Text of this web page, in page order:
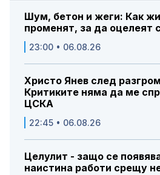
Шум, бетон и жеги: Как
променят, за да оцелеят
23:00 • 06.08.26
Христо Янев след
Критиките няма да ме
ЦСКА
22:45 • 06.08.26
Целулит - защо се
наистина работи срещу